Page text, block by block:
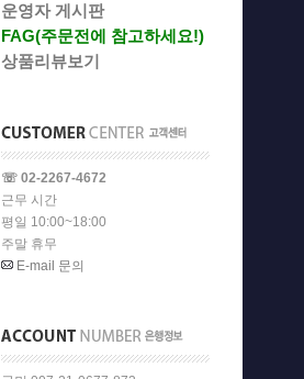
운영자 게시판
FAG(주문전에 참고하세요!)
상품리뷰보기
☏ 02-2267-4672
근무 시간
평일 10:00~18:00
주말 휴무
E-mail 문의